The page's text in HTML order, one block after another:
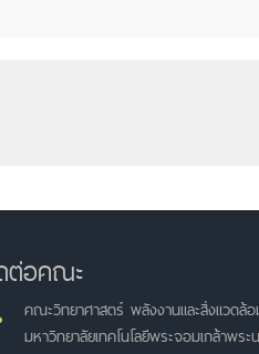
ต่อคณะ
คณะวิทยาศาสตร์ พลังงานและสิ่งแวดล้
มหาวิทยาลัยเทคโนโลยีพระจอมเกล้าพร